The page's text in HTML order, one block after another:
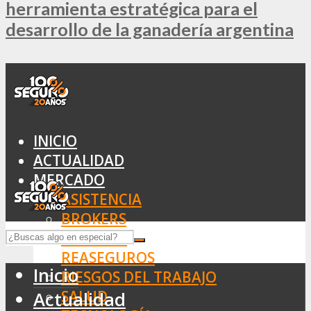
herramienta estratégica para el
desarrollo de la ganadería argentina
INICIO
ACTUALIDAD
MERCADO
ASISTENCIA
BROKERS
SEGUROS
REASEGUROS
RIESGOS DEL TRABAJO
SALUD
Inicio
Actualidad